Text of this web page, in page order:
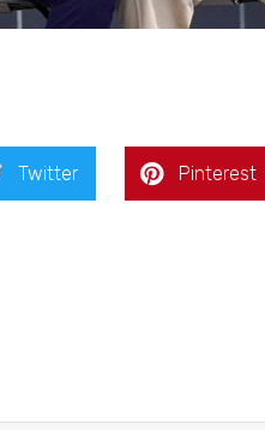
Twitter Pinterest